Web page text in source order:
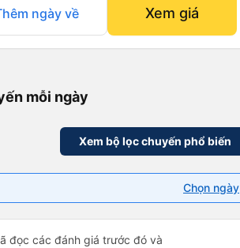
ngày về Xem giá
mỗi ngày
Xem bộ lọc chuyến phổ biến
Chọn ngày
đọc các đánh giá trước đó và